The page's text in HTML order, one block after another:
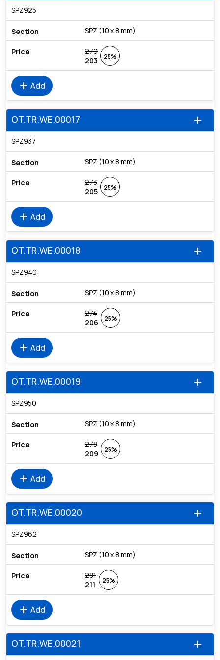
SPZ925
SPZ (10 x 8 mm)
270
203
25%
add Add
add
OT.TR.WE.00017
SPZ937
SPZ (10 x 8 mm)
273
205
25%
add Add
add
OT.TR.WE.00018
SPZ940
SPZ (10 x 8 mm)
274
206
25%
add Add
add
OT.TR.WE.00019
SPZ950
SPZ (10 x 8 mm)
278
209
25%
add Add
add
OT.TR.WE.00020
SPZ962
SPZ (10 x 8 mm)
281
211
25%
add Add
add
OT.TR.WE.00021